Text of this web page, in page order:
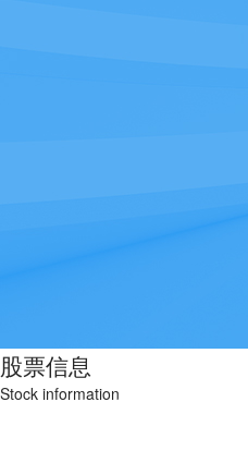
股票信息
Stock information